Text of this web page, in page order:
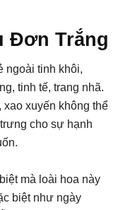
Đơn Trắng
ngoài tinh khôi,
tinh tế, trang nhã.
xao xuyến không thể
cho sự hạnh
mà loài hoa này
biệt như ngày